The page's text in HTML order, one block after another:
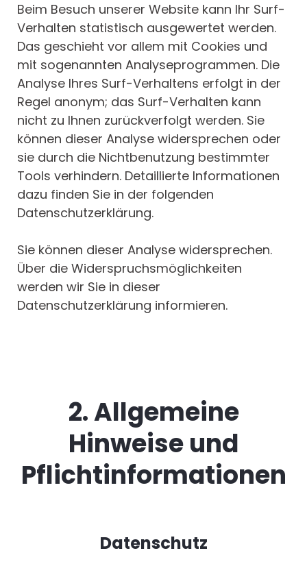
Beim Besuch unserer Website kann Ihr Surf-
Verhalten statistisch ausgewertet werden.
Das geschieht vor allem mit Cookies und
mit sogenannten Analyseprogrammen. Die
Analyse Ihres Surf-Verhaltens erfolgt in der
Regel anonym; das Surf-Verhalten kann
nicht zu Ihnen zurückverfolgt werden. Sie
können dieser Analyse widersprechen oder
sie durch die Nichtbenutzung bestimmter
Tools verhindern. Detaillierte Informationen
dazu finden Sie in der folgenden
Datenschutzerklärung.
Sie können dieser Analyse widersprechen.
Über die Widerspruchsmöglichkeiten
werden wir Sie in dieser
Datenschutzerklärung informieren.
2. Allgemeine
Hinweise und
Pflichtinformationen
Datenschutz